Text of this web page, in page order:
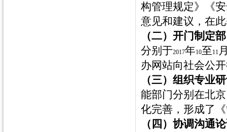
构管理规定》《
意见和建议，在
（二）开门制定
分别于2017年10至11
办网站向社会公
（三）组织专业
能部门分别在北
化完善，形成了
（四）协调沟通